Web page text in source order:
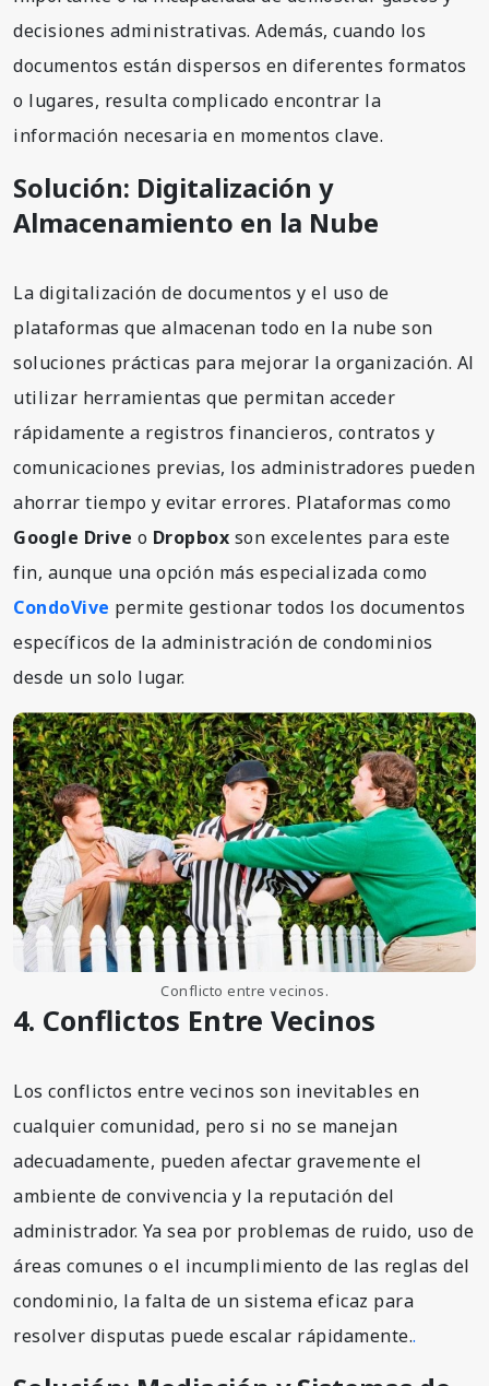
decisiones administrativas. Además, cuando los
documentos están dispersos en diferentes formatos
o lugares, resulta complicado encontrar la
información necesaria en momentos clave.
Solución: Digitalización y
Almacenamiento en la Nube
La digitalización de documentos y el uso de
plataformas que almacenan todo en la nube son
soluciones prácticas para mejorar la organización. Al
utilizar herramientas que permitan acceder
rápidamente a registros financieros, contratos y
comunicaciones previas, los administradores pueden
ahorrar tiempo y evitar errores. Plataformas como
Google Drive o Dropbox son excelentes para este
fin, aunque una opción más especializada como
CondoVive permite gestionar todos los documentos
específicos de la administración de condominios
desde un solo lugar.
Conflicto entre vecinos.
4. Conflictos Entre Vecinos
Los conflictos entre vecinos son inevitables en
cualquier comunidad, pero si no se manejan
adecuadamente, pueden afectar gravemente el
ambiente de convivencia y la reputación del
administrador. Ya sea por problemas de ruido, uso de
áreas comunes o el incumplimiento de las reglas del
condominio, la falta de un sistema eficaz para
resolver disputas puede escalar rápidamente..